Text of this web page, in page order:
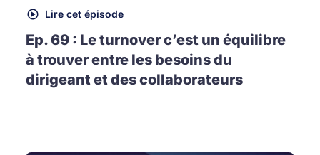
Lire cet épisode
Ep. 69 : Le turnover c’est un équilibre
à trouver entre les besoins du
dirigeant et des collaborateurs